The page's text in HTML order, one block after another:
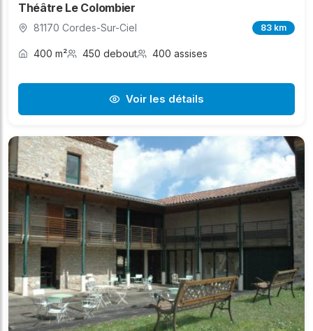
Théâtre Le Colombier
81170 Cordes-Sur-Ciel 83 km
400 m² 450 debout 400 assises
Voir les détails